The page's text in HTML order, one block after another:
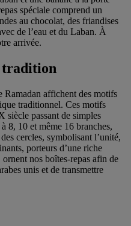
spéciale comprend un
au chocolat, des friandises
de l’eau et du Laban. À
arrivée.
tradition
Ramadan affichent des motifs
traditionnel. Ces motifs
siècle passant de simples
8, 10 et même 16 branches,
cercles, symbolisant l’unité,
porteurs d’une riche
nos boîtes-repas afin de
unis et de transmettre